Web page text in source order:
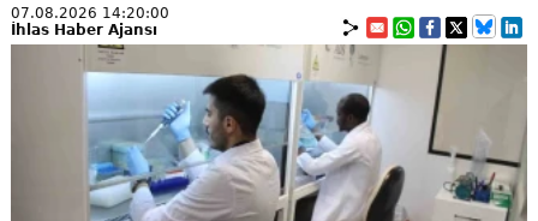
07.08.2026 14:20:00
İhlas Haber Ajansı